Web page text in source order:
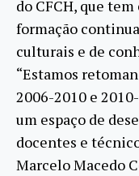
do CFCH, que
formação
culturais e de
“Estamos
2006-2010 e
um espaço de
docentes e
Marcelo Macedo